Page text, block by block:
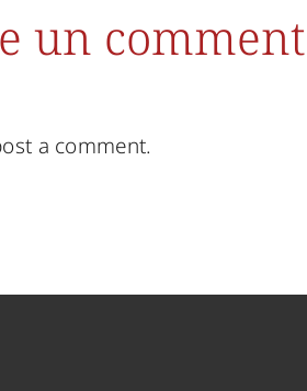
un
a comment.